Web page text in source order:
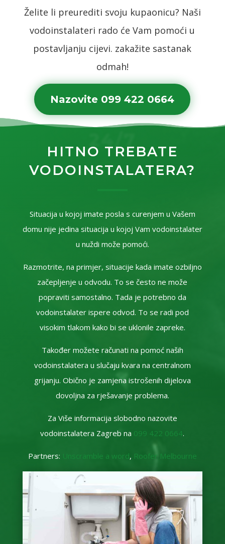
Želite li preurediti svoju kupaonicu? Naši
vodoinstalateri rado će Vam pomoći u
postavljanju cijevi. zakažite sastanak
odmah!
Nazovite 099 422 0664
HITNO TREBATE
VODOINSTALATERA?
Situacija u kojoj imate posla s curenjem u Vašem
domu nije jedina situacija u kojoj Vam vodoinstalater
u nuždi može pomoći.
Razmotrite, na primjer, situacije kada imate ozbiljno
začepljenje u odvodu. To se često ne može
popraviti samostalno. Tada je potrebno da
vodoinstalater ispere odvod. To se radi pod
visokim tlakom kako bi se uklonile zapreke.
Također možete računati na pomoć naših
vodoinstalatera u slučaju kvara na centralnom
grijanju. Obično je zamjena istrošenih dijelova
dovoljna za rješavanje problema.
Za Više informacija slobodno nazovite
vodoinstalatera Zagreb na 099 422 0664.
Partners: Unscramble a word, Roofer Melbourne